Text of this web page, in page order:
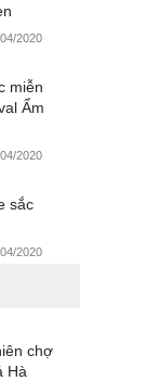
2020
miễn
Ẩm
2020
sắc
2020
2020chợ
Hà